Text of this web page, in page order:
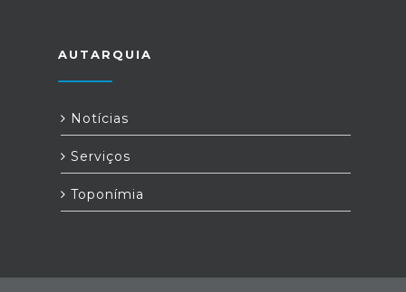
AUTARQUIA
Notícias
Serviços
Toponímia